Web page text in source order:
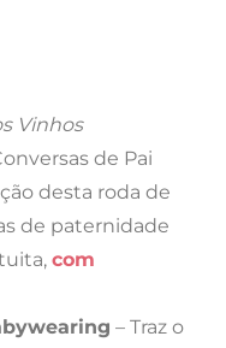
Vinhos
de Pai
desta roda de
de paternidade
com
– Traz o